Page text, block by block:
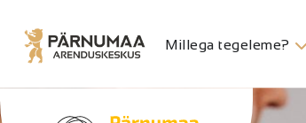
Millega tegeleme?